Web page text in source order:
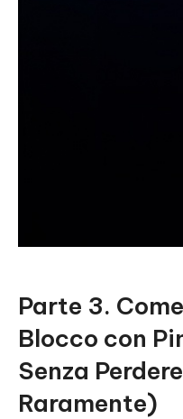
Parte 3.
Blocco con
Senza
Raramente)